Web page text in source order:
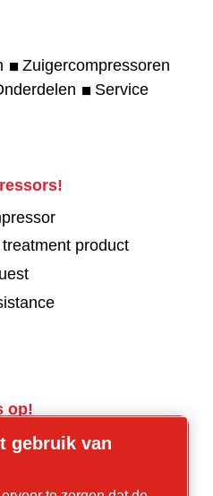
Zuigercompressoren
Service
product
op!
gebruik van